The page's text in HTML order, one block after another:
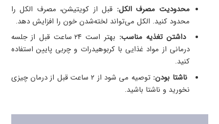
محدودیت مصرف الکل: قبل از کویتیشن، مصرف الکل را
محدود کنید. الکل می‌تواند لخته‌شدن خون را افزایش دهد.
داشتن تغذیه مناسب:
بهتر است ۲۴ ساعت قبل از جلسه
درمانی از مواد غذایی با کربوهیدرات و چربی پایین استفاده
کنید.
ناشتا بودن:
توصیه می شود از ۲ ساعت قبل از درمان چیزی
نخورید و ناشتا باشید.